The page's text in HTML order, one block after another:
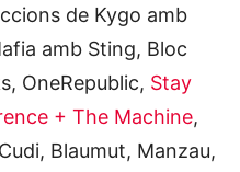
de Kygo amb
amb Sting, Bloc
OneRepublic, Stay
+ The Machine,
Blaumut, Manzau,